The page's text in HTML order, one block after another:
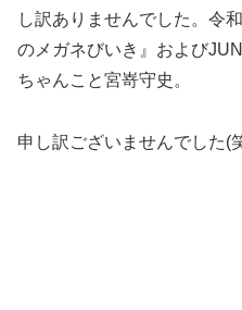
し訳ありませんでした。令
のメガネびいき』および
ちゃんこと宮嵜守史。
申し訳ございませんでした(